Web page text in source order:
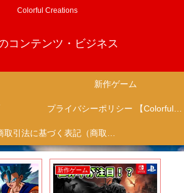
Colorful Creations
コンテンツ・ビジネス
新作ゲーム
プライバシーポリシー 【Colorful Creation】
特定商取引法に基づく表記（商取引に関する開示）
新作ゲーム